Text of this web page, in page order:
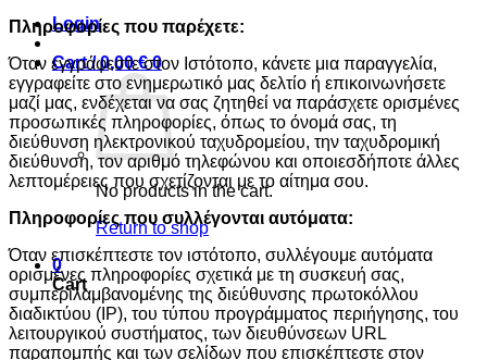
Login
Cart /0,00€ 0
No products in the cart.
Return to shop
0
Cart
Πληροφορίες που παρέχετε:
Όταν εγγράφεστε στον Ιστότοπο, κάνετε μια παραγγελία,
εγγραφείτε στο ενημερωτικό μας δελτίο ή επικοινωνήσετε
μαζί μας, ενδέχεται να σας ζητηθεί να παράσχετε ορισμένες
προσωπικές πληροφορίες, όπως το όνομά σας, τη
διεύθυνση ηλεκτρονικού ταχυδρομείου, την ταχυδρομική
διεύθυνση, τον αριθμό τηλεφώνου και οποιεσδήποτε άλλες
λεπτομέρειες που σχετίζονται με το αίτημα σου.
Πληροφορίες που συλλέγονται αυτόματα:
Όταν επισκέπτεστε τον ιστότοπο, συλλέγουμε αυτόματα
ορισμένες πληροφορίες σχετικά με τη συσκευή σας,
συμπεριλαμβανομένης της διεύθυνσης πρωτοκόλλου
διαδικτύου (IP), του τύπου προγράμματος περιήγησης, του
λειτουργικού συστήματος, των διευθύνσεων URL
παραπομπής και των σελίδων που επισκέπτεστε στον